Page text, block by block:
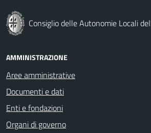
Consiglio delle Autonomie Locali
AMMINISTRAZIONE
Aree amministrative
Documenti e dati
Enti e fondazioni
Organi di governo